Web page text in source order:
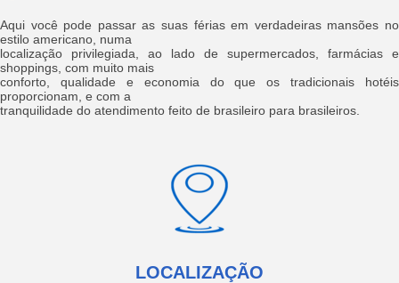
Aqui você pode passar as suas férias em verdadeiras mansões no
estilo americano, numa
localização privilegiada, ao lado de supermercados, farmácias e
shoppings, com muito mais
conforto, qualidade e economia do que os tradicionais hotéis
proporcionam, e com a
tranquilidade do atendimento feito de brasileiro para brasileiros.
LOCALIZAÇÃO